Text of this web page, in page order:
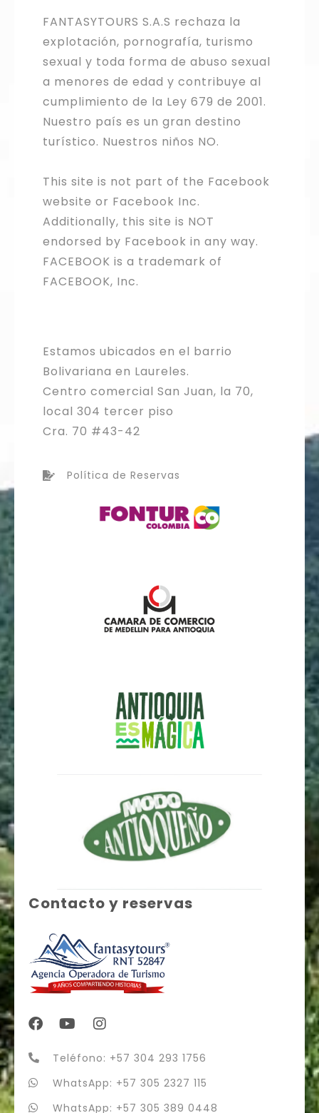
FANTASYTOURS S.A.S rechaza la
explotación, pornografía, turismo
sexual y toda forma de abuso sexual
a menores de edad y contribuye al
cumplimiento de la Ley 679 de 2001.
Nuestro país es un gran destino
turístico. Nuestros niños NO.
This site is not part of the Facebook
website or Facebook Inc.
Additionally, this site is NOT
endorsed by Facebook in any way.
FACEBOOK is a trademark of
FACEBOOK, Inc.
Estamos ubicados en el barrio
Bolivariana en Laureles.
Centro comercial San Juan, la 70,
local 304 tercer piso
Cra. 70 #43-42
Política de Reservas
Contacto y reservas
Teléfono: +57 304 293 1756
WhatsApp: +57 305 2327 115
WhatsApp: +57 305 389 0448